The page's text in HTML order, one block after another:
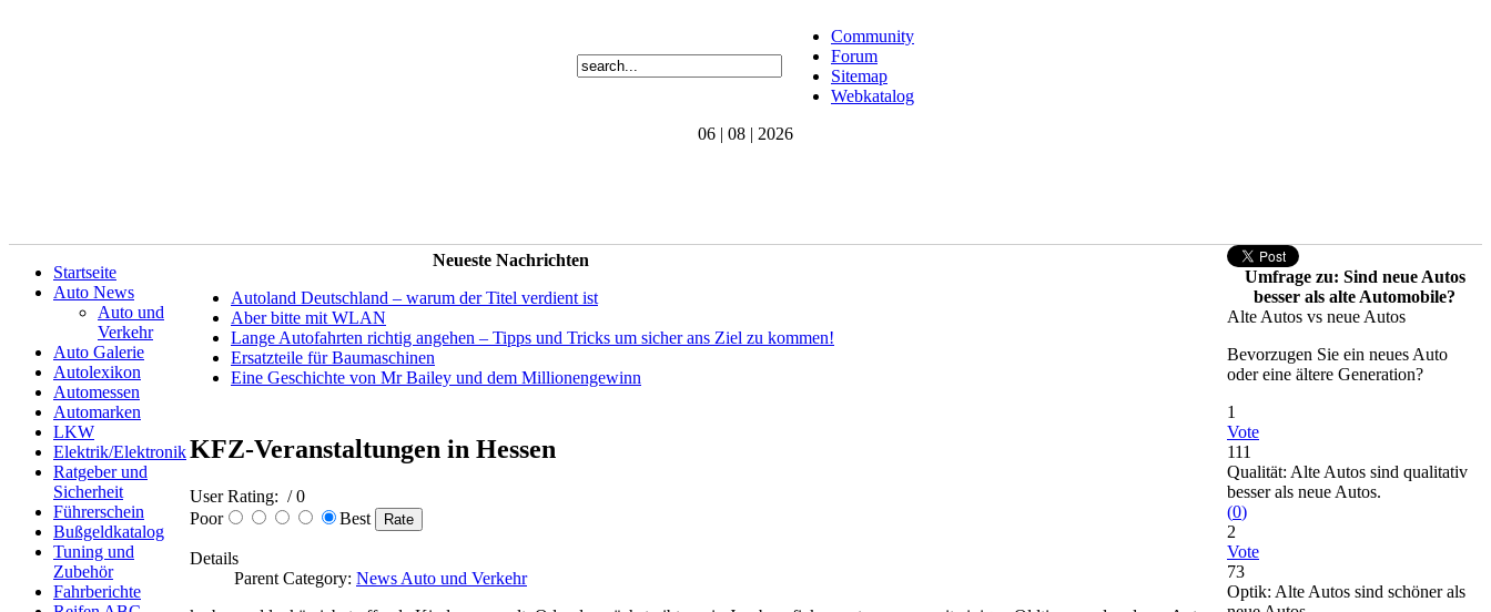
Community
Forum
Sitemap
Webkatalog
06 | 08 | 2026
Startseite
Auto News
Auto und
Verkehr
Auto Galerie
Autolexikon
Automessen
Automarken
LKW
Elektrik/Elektronik
Ratgeber und
Sicherheit
Führerschein
Bußgeldkatalog
Tuning und
Zubehör
Fahrberichte
Neueste Nachrichten
Autoland Deutschland – warum der Titel verdient ist
Aber bitte mit WLAN
Lange Autofahrten richtig angehen – Tipps und Tricks um sicher ans Ziel zu kommen!
Ersatzteile für Baumaschinen
Eine Geschichte von Mr Bailey und dem Millionengewinn
KFZ-Veranstaltungen in Hessen
User Rating: / 0
Poor
Best
Details
Parent Category: News Auto und Verkehr
Umfrage zu: Sind neue Autos
besser als alte Automobile?
Alte Autos vs neue Autos
Bevorzugen Sie ein neues Auto
oder eine ältere Generation?
1
Vote
111
Qualität: Alte Autos sind qualitativ
besser als neue Autos.
(0)
2
Vote
73
Optik: Alte Autos sind schöner als